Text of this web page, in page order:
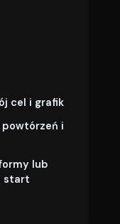
cel i grafik
i
lub
start